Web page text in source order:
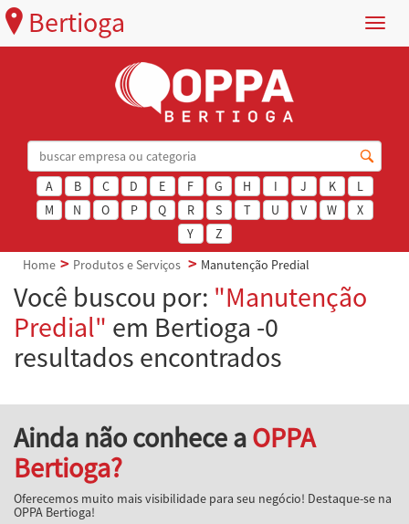
Menu
Bertioga
A B C D E F G H I J K
L
M
N O P Q R S T U V W
X
Y
Z
Home
Produtos e Serviços Manutenção Predial
Você buscou por: "Manutenção
Predial" em Bertioga -0
resultados encontrados
Ainda não conhece aOPPA
Bertioga?
Oferecemos muito mais visibilidade para seu negócio! Destaque-se na
OPPA Bertioga!